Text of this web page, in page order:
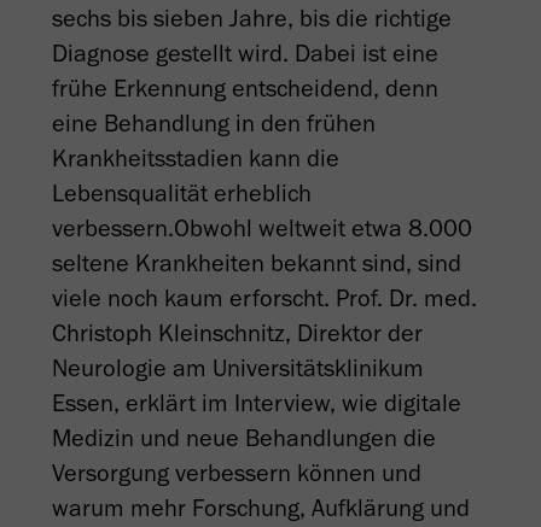
sechs bis sieben Jahre, bis die richtige
Diagnose gestellt wird. Dabei ist eine
frühe Erkennung entscheidend, denn
eine Behandlung in den frühen
Krankheitsstadien kann die
Lebensqualität erheblich
verbessern.Obwohl weltweit etwa 8.000
seltene Krankheiten bekannt sind, sind
viele noch kaum erforscht. Prof. Dr. med.
Christoph Kleinschnitz, Direktor der
Neurologie am Universitätsklinikum
Essen, erklärt im Interview, wie digitale
Medizin und neue Behandlungen die
Versorgung verbessern können und
warum mehr Forschung, Aufklärung und